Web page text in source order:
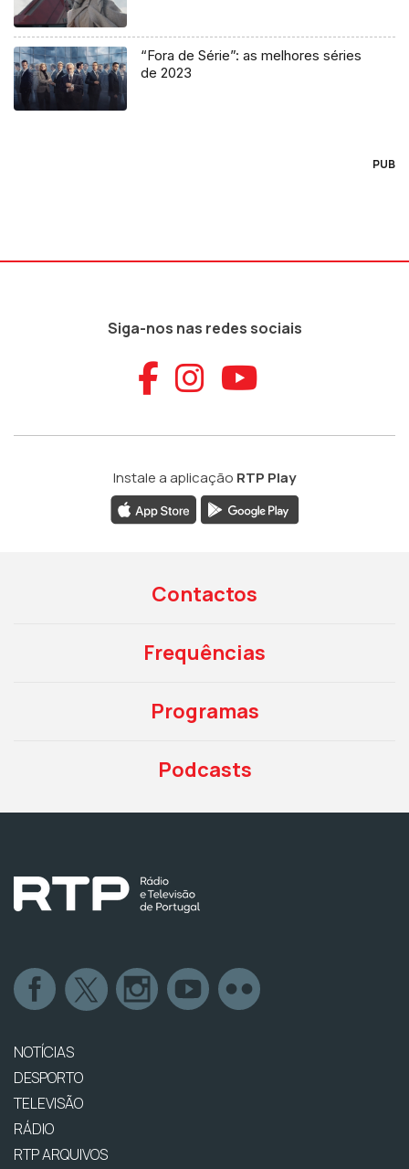
“Fora de Série”: as melhores séries
de 2023
PUB
Siga-nos nas redes sociais
Aceder ao
Aceder ao
Aceder
Instale a aplicação RTP Play
Contactos
Frequências
Programas
Podcasts
NOTÍCIAS
DESPORTO
TELEVISÃO
RÁDIO
RTP ARQUIVOS